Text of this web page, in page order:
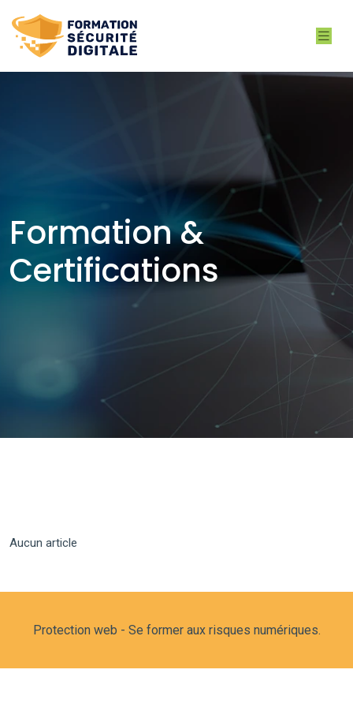
Formation &
Certifications
Aucun article
Protection web - Se former aux risques numériques.